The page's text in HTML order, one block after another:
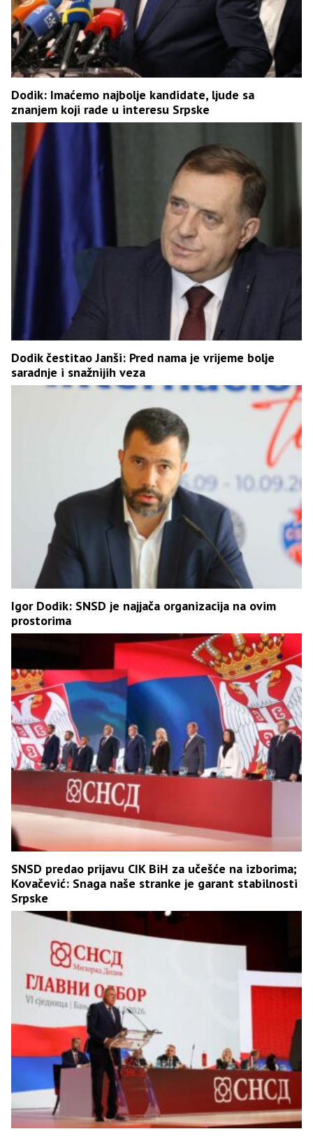
Dodik: Imaćemo najbolje kandidate, ljude sa
znanjem koji rade u interesu Srpske
Dodik čestitao Janši: Pred nama je vrijeme bolje
saradnje i snažnijih veza
Igor Dodik: SNSD je najjača organizacija na ovim
prostorima
SNSD predao prijavu CIK BiH za učešće na izborima;
Kovačević: Snaga naše stranke je garant stabilnosti
Srpske